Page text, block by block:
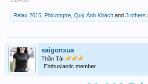
Relax 2015 Phicongtre Quỷ Ảnh Khách and 3 others
saigonxua
Thần Tài
Enthusiastic member